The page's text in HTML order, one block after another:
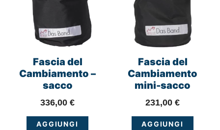
Fascia del
Cambiamento –
sacco
336,00 €
AGGIUNGI
Fascia del
Cambiamento
mini-sacco
231,00 €
AGGIUNGI